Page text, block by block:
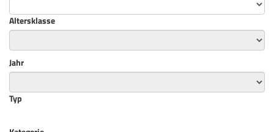
Altersklasse
Jahr
Typ